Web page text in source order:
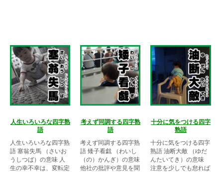
人生いろいろな四字熟
語
人生いろいろな四字熟
語 塞翁失馬 （さいお
うしつば）の意味 人
生の幸不幸は、変転定
考えず同調する四字熟
語
考えず同調する四字熟
語 矮子看戯 （わいし
（の）かんぎ）の意味
他社の批評や意見を聞
十分に気をつける四字
熟語
十分に気をつける四字
熟語 油断大敵 （ゆだ
んたいてき）の意味
注意を少しでも怠れば